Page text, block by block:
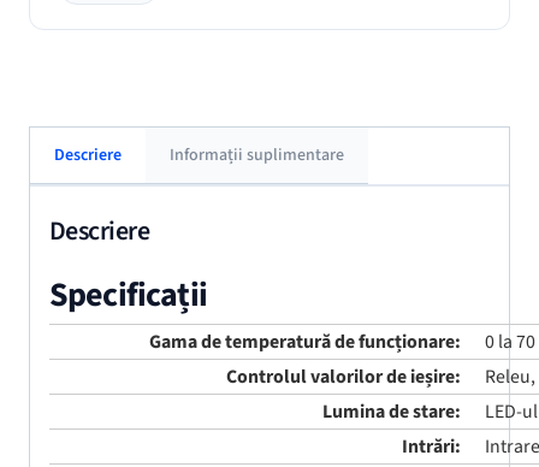
Descriere Informații suplimentare
Descriere
Specificații
Gama de temperatură de funcționare:
0 la 70
Controlul valorilor de ieșire:
Releu,
Lumina de stare:
LED-
Intrări: